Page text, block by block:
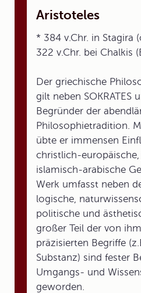
Aristoteles
* 384 v.Chr. in Stagira
322 v.Chr. bei Chalkis
Der griechische
gilt neben SOKRATES
Begründer der
Philosophietradition.
übte er immensen
christlich-
islamisch-arabische
Werk umfasst neben
logische,
politische und
großer Teil der von
präzisierten Begriffe
Substanz) sind fester
Umgangs- und
geworden.